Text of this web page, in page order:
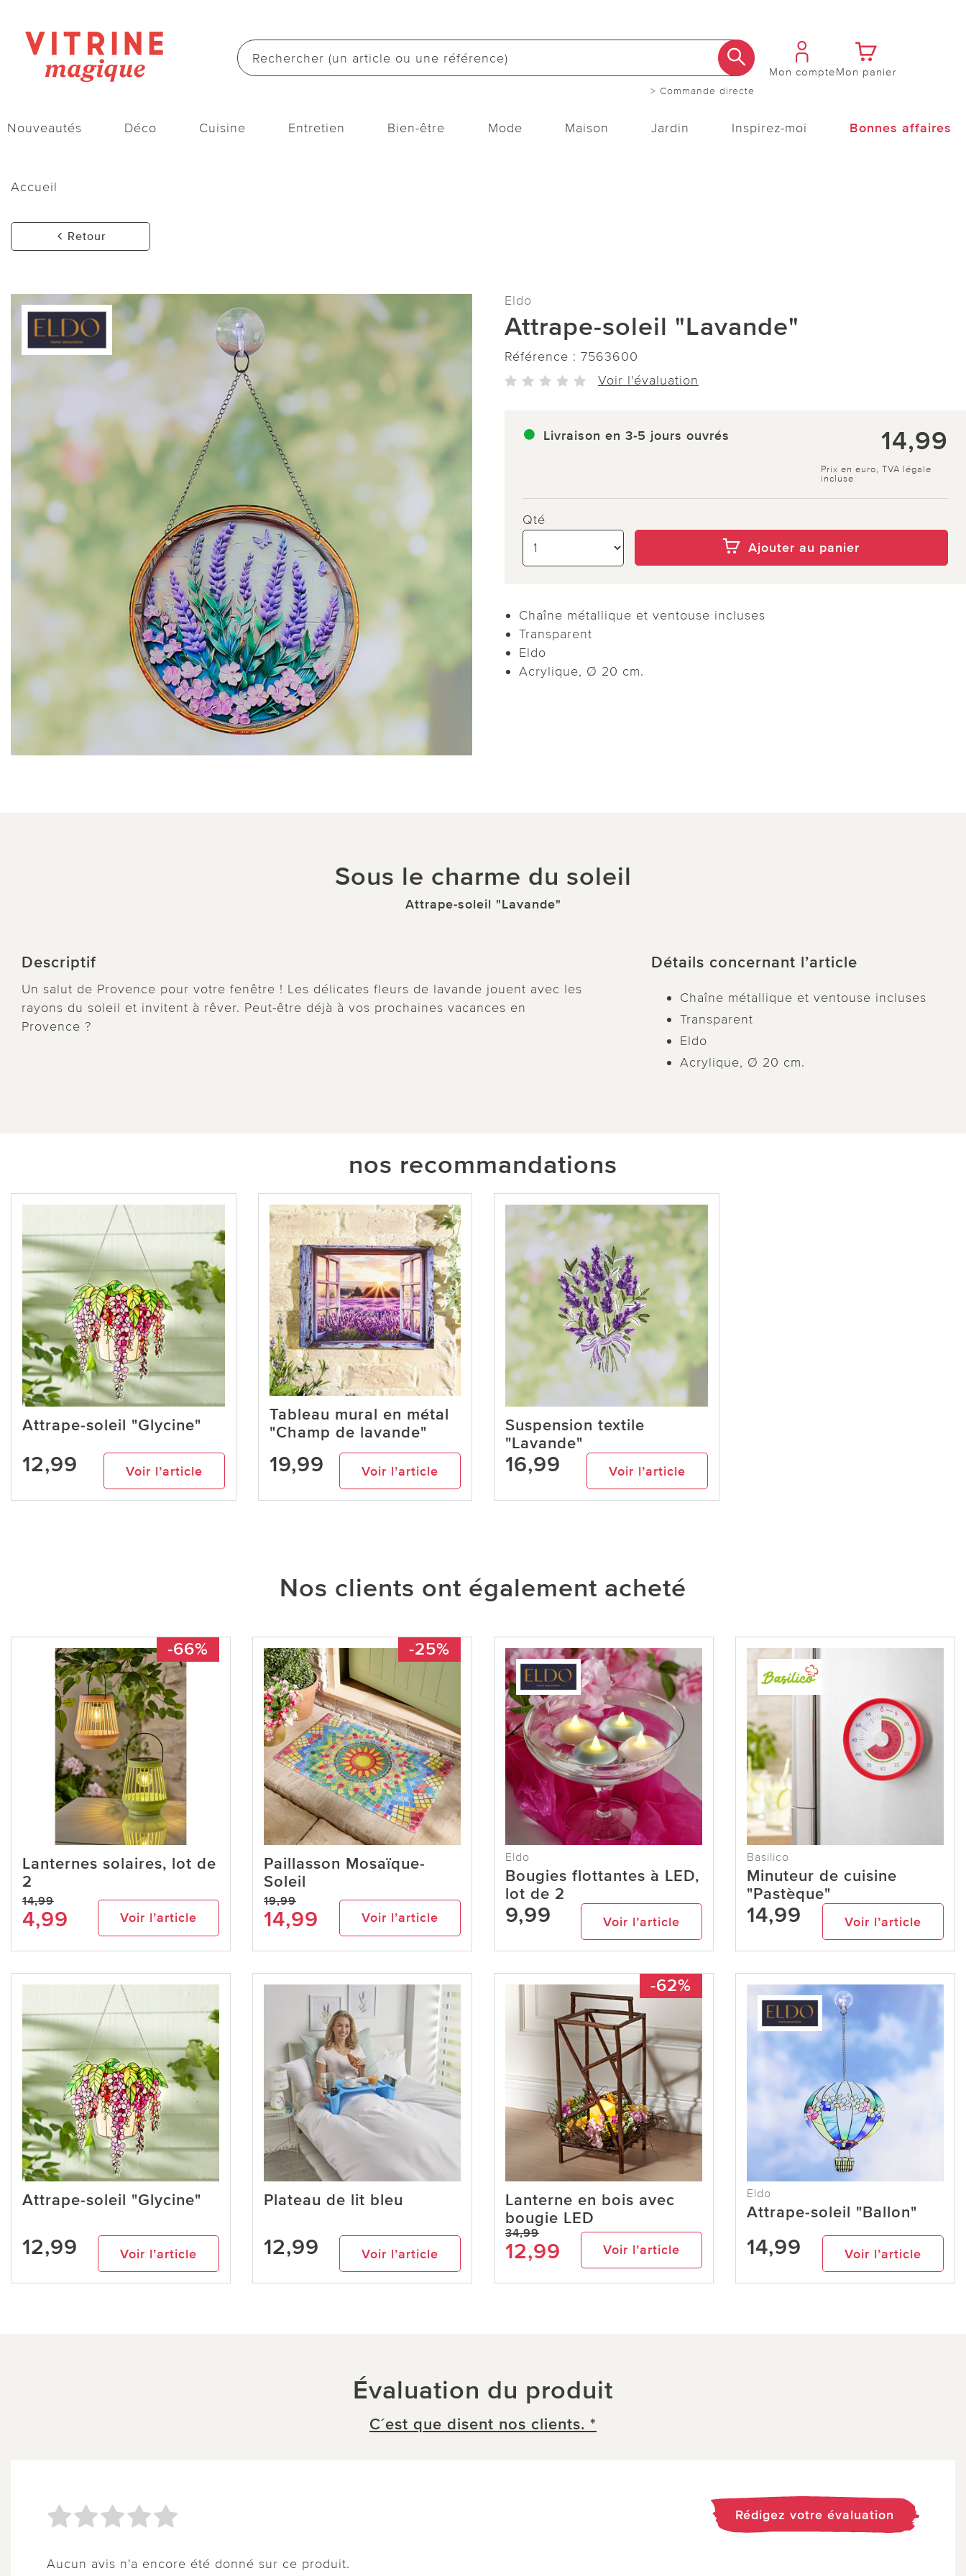
> Commande directe
Mon compteMon panier
Nouveautés Déco Cuisine Entretien Bien-être Mode Maison Jardin Inspirez-moi Bonnes affaires
Accueil
Retour
Eldo
Attrape-soleil "Lavande"
Référence : 7563600
Voir l'évaluation
Livraison en 3-5 jours ouvrés 14,99
Prix en euro, TVA légale
incluse
Qté
Ajouter au panier
Chaîne métallique et ventouse incluses
Transparent
Eldo
Acrylique, Ø 20 cm.
Sous le charme du soleil
Attrape-soleil "Lavande"
Descriptif
Un salut de Provence pour votre fenêtre ! Les délicates fleurs de lavande jouent avec les
rayons du soleil et invitent à rêver. Peut-être déjà à vos prochaines vacances en
Provence ?
Détails concernant l’article
Chaîne métallique et ventouse incluses
Transparent
Eldo
Acrylique, Ø 20 cm.
nos recommandations
Attrape-soleil "Glycine"
12,99 Voir l’article
Tableau mural en métal
"Champ de lavande"
19,99 Voir l’article
Suspension textile
"Lavande"
16,99 Voir l’article
Nos clients ont également acheté
-66%
Lanternes solaires, lot de
2
14,99
4,99 Voir l’article
-25%
Paillasson Mosaïque-
Soleil
19,99
14,99 Voir l’article
Eldo
Bougies flottantes à LED,
lot de 2
9,99 Voir l’article
Basilico
Minuteur de cuisine
"Pastèque"
14,99 Voir l’article
Attrape-soleil "Glycine"
12,99 Voir l’article
Plateau de lit bleu
12,99 Voir l’article
-62%
Lanterne en bois avec
bougie LED
34,99
12,99 Voir l’article
Eldo
Attrape-soleil "Ballon"
14,99 Voir l’article
Évaluation du produit
C´est que disent nos clients. *
Aucun avis n'a encore été donné sur ce produit.
Rédigez votre évaluation